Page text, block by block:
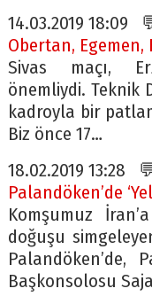
14.03.2019 18:09
Obertan, Egemen,
Sivas maçı,
önemliydi. Teknik
kadroyla bir
Biz önce 17…
18.02.2019 13:28
Palandöken’de
Komşumuz
doğuşu
Palandöken’de,
Başkonsolosu